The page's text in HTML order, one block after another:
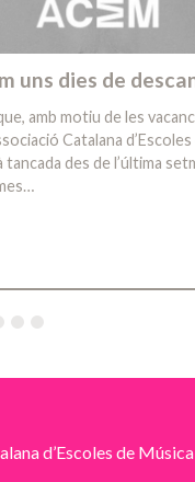
uns dies de
amb motiu de les
Catalana
tancada des de l’última
d’Escoles de Música